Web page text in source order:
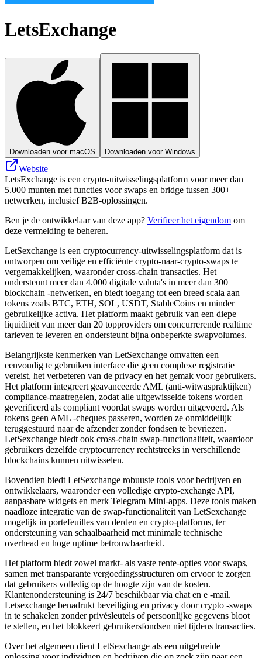
LetsExchange
Downloaden voor macOS Downloaden voor Windows
Website
LetsExchange is een crypto-uitwisselingsplatform voor meer dan
5.000 munten met functies voor swaps en bridge tussen 300+
netwerken, inclusief B2B-oplossingen.
Ben je de ontwikkelaar van deze app? Verifieer het eigendom om
deze vermelding te beheren.
LetSexchange is een cryptocurrency-uitwisselingsplatform dat is
ontworpen om veilige en efficiënte crypto-naar-crypto-swaps te
vergemakkelijken, waaronder cross-chain transacties. Het
ondersteunt meer dan 4.000 digitale valuta's in meer dan 300
blockchain -netwerken, en biedt toegang tot een breed scala aan
tokens zoals BTC, ETH, SOL, USDT, StableCoins en minder
gebruikelijke activa. Het platform maakt gebruik van een diepe
liquiditeit van meer dan 20 topproviders om concurrerende realtime
tarieven te leveren en ondersteunt bijna onbeperkte swapvolumes.
Belangrijkste kenmerken van LetSexchange omvatten een
eenvoudig te gebruiken interface die geen complexe registratie
vereist, het verbeteren van de privacy en het gemak voor gebruikers.
Het platform integreert geavanceerde AML (anti-witwaspraktijken)
compliance-maatregelen, zodat alle uitgewisselde tokens worden
geverifieerd als compliant voordat swaps worden uitgevoerd. Als
tokens geen AML -cheques passeren, worden ze onmiddellijk
teruggestuurd naar de afzender zonder fondsen te bevriezen.
LetSexchange biedt ook cross-chain swap-functionaliteit, waardoor
gebruikers dezelfde cryptocurrency rechtstreeks in verschillende
blockchains kunnen uitwisselen.
Bovendien biedt LetSexchange robuuste tools voor bedrijven en
ontwikkelaars, waaronder een volledige crypto-exchange API,
aanpasbare widgets en merk Telegram Mini-apps. Deze tools maken
naadloze integratie van de swap-functionaliteit van LetSexchange
mogelijk in portefeuilles van derden en crypto-platforms, ter
ondersteuning van schaalbaarheid met minimale technische
overhead en hoge uptime betrouwbaarheid.
Het platform biedt zowel markt- als vaste rente-opties voor swaps,
samen met transparante vergoedingsstructuren om ervoor te zorgen
dat gebruikers volledig op de hoogte zijn van de kosten.
Klantenondersteuning is 24/7 beschikbaar via chat en e -mail.
Letsexchange benadrukt beveiliging en privacy door crypto -swaps
in te schakelen zonder privésleutels of persoonlijke gegevens bloot
te stellen, en het blokkeert gebruikersfondsen niet tijdens transacties.
Over het algemeen dient LetSexchange als een uitgebreide